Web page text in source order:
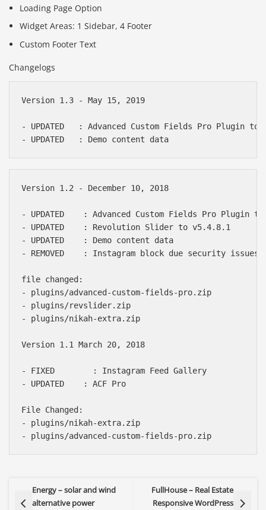
Loading Page Option
Widget Areas: 1 Sidebar, 4 Footer
Custom Footer Text
Changelogs
Version 1.3 - May 15, 2019
- UPDATED   : Advanced Custom Fields Pro Plugin to
Version 1.2 - December 10, 2018
- UPDATED    : Advanced Custom Fields Pro Plugin
- UPDATED    : Revolution Slider to v5.4.8.1
- UPDATED    : Demo content data
- REMOVED    : Instagram block due security issues
file changed:
- plugins/advanced-custom-fields-pro.zip
- plugins/revslider.zip
- plugins/nikah-extra.zip
Version 1.1 March 20, 2018
- FIXED        : Instagram Feed Gallery
- UPDATED    : ACF Pro
File Changed:
- plugins/nikah-extra.zip
Energy – solar and wind
alternative power
FullHouse – Real Estate
Responsive WordPress